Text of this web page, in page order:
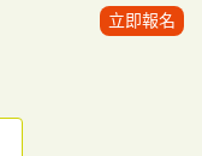
立即報名